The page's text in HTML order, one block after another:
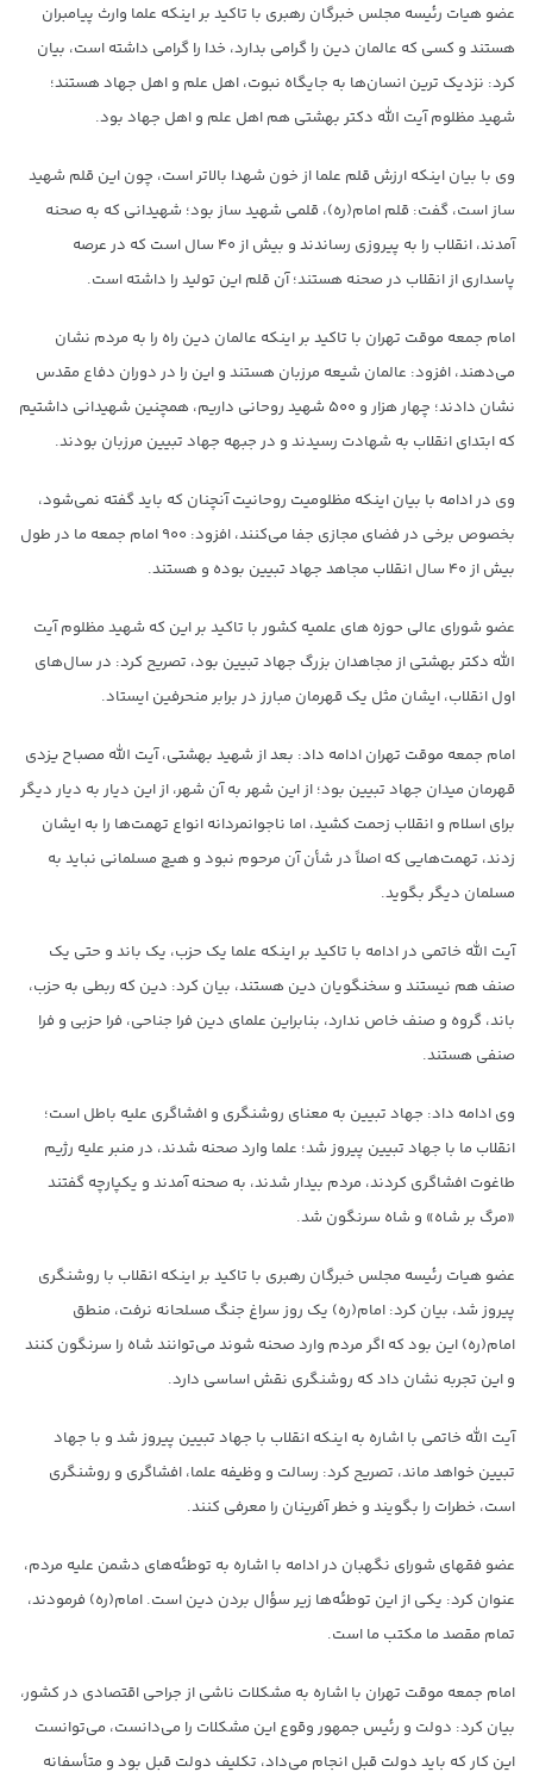
عضو هیات رئیسه مجلس خبرگان رهبری با تاکید بر اینکه علما وارث پیامبران
هستند و کسی که عالمان دین را گرامی بدارد، خدا را گرامی داشته است، بیان
کرد: نزدیک ترین انسان‌ها به جایگاه نبوت، اهل علم و اهل جهاد هستند؛
شهید مظلوم آیت الله دکتر بهشتی هم اهل علم و اهل جهاد بود.
وی با بیان اینکه ارزش قلم علما از خون شهدا بالاتر است، چون این قلم شهید
ساز است، گفت: قلم امام(ره)، قلمی شهید ساز بود؛ شهیدانی که به صحنه
آمدند، انقلاب را به پیروزی رساندند و بیش از ۴۰ سال است که در عرصه
پاسداری از انقلاب در صحنه هستند؛ آن قلم این تولید را داشته است.
امام جمعه موقت تهران با تاکید بر اینکه عالمان دین راه را به مردم نشان
می‌دهند، افزود: عالمان شیعه مرزبان هستند و این را در دوران دفاع مقدس
نشان دادند؛ چهار هزار و ۵۰۰ شهید روحانی داریم، همچنین شهیدانی داشتیم
که ابتدای انقلاب به شهادت رسیدند و در جبهه جهاد تبیین مرزبان بودند.
وی در ادامه با بیان اینکه مظلومیت روحانیت آنچنان که باید گفته نمی‌شود،
بخصوص برخی در فضای مجازی جفا می‌کنند، افزود: ۹۰۰ امام جمعه ما در طول
بیش از ۴۰ سال انقلاب مجاهد جهاد تبیین بوده و هستند.
عضو شورای عالی حوزه های علمیه کشور با تاکید بر این که شهید مظلوم آیت
الله دکتر بهشتی از مجاهدان بزرگ جهاد تبیین بود، تصریح کرد: در سال‌های
اول انقلاب، ایشان مثل یک قهرمان مبارز در برابر منحرفین ایستاد.
امام جمعه موقت تهران ادامه داد: بعد از شهید بهشتی، آیت الله مصباح یزدی
قهرمان میدان جهاد تبیین بود؛ از این شهر به آن شهر، از این دیار به دیار دیگر
برای اسلام و انقلاب زحمت کشید، اما ناجوانمردانه انواع تهمت‌ها را به ایشان
زدند، تهمت‌هایی که اصلاً در شأن آن مرحوم نبود و هیچ مسلمانی نباید به
مسلمان دیگر بگوید.
آیت الله خاتمی در ادامه با تاکید بر اینکه علما یک حزب، یک باند و حتی یک
صنف هم نیستند و سخنگویان دین هستند، بیان کرد: دین که ربطی به حزب،
باند، گروه و صنف خاص ندارد، بنابراین علمای دین فرا جناحی، فرا حزبی و فرا
صنفی هستند.
وی ادامه داد: جهاد تبیین به معنای روشنگری و افشاگری علیه باطل است؛
انقلاب ما با جهاد تبیین پیروز شد؛ علما وارد صحنه شدند، در منبر علیه رژیم
طاغوت افشاگری کردند، مردم بیدار شدند، به صحنه آمدند و یکپارچه گفتند
«مرگ بر شاه» و شاه سرنگون شد.
عضو هیات رئیسه مجلس خبرگان رهبری با تاکید بر اینکه انقلاب با روشنگری
پیروز شد، بیان کرد: امام(ره) یک روز سراغ جنگ مسلحانه نرفت، منطق
امام(ره) این بود که اگر مردم وارد صحنه شوند می‌توانند شاه را سرنگون کنند
و این تجربه نشان داد که روشنگری نقش اساسی دارد.
آیت الله خاتمی با اشاره به اینکه انقلاب با جهاد تبیین پیروز شد و با جهاد
تبیین خواهد ماند، تصریح کرد: رسالت و وظیفه علما، افشاگری و روشنگری
است، خطرات را بگویند و خطر آفرینان را معرفی کنند.
عضو فقهای شورای نگهبان در ادامه با اشاره به توطئه‌های دشمن علیه مردم،
عنوان کرد: یکی از این توطئه‌ها زیر سؤال بردن دین است. امام(ره) فرمودند،
تمام مقصد ما مکتب ما است.
امام جمعه موقت تهران با اشاره به مشکلات ناشی از جراحی اقتصادی در کشور،
بیان کرد: دولت و رئیس جمهور وقوع این مشکلات را می‌دانست، می‌توانست
این کار که باید دولت قبل انجام می‌داد، تکلیف دولت قبل بود و متأسفانه